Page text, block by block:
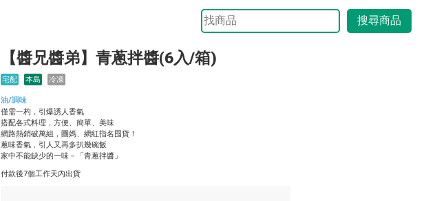
搜尋商品
【醬兄醬弟】青蔥拌醬(6入/箱)
宅配 本島 冷凍
油/調味
僅需一杓，引爆誘人香氣
搭配各式料理，方便、簡單、美味
網路熱銷破萬組，團媽、網紅指名囤貨！
蔥味香氣，引人又再多扒幾碗飯
家中不能缺少的一味－「青蔥拌醬」
付款後7個工作天內出貨